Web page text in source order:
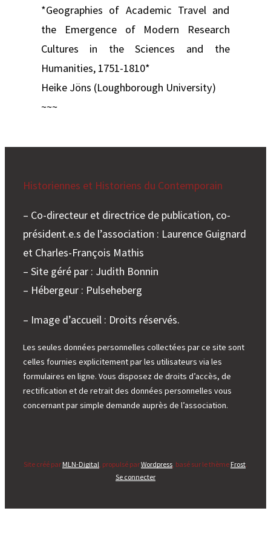
*Geographies of Academic Travel and
the Emergence of Modern Research
Cultures in the Sciences and the
Humanities, 1751-1810​*
Heike Jöns (Loughborough University)
~~~
Historiennes et Historiens du Contemporain
– Co-directeur et directrice de publication, co-
président.e.s de l’association : Laurence Guignard
et Charles-François Mathis
– Site géré par : Judith Bonnin
– Hébergeur : Pulseheberg
– Image d’accueil : Droits réservés.
Les seules données personnelles collectées par ce site sont
celles fournies explicitement par les utilisateurs via les
formulaires en ligne. Vous disposez de droits d’accès, de
rectification et de retrait des données personnelles vous
concernant par simple demande auprès de l’association.
Site créé par MLN-Digital , propulsé parWordpress , basé sur le thème Frost.
Se connecter